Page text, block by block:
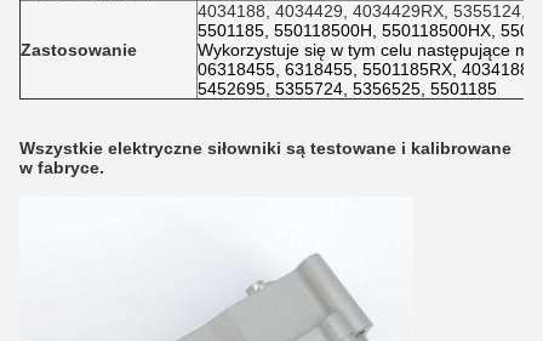
Zastosowanie
4034188, 4034429, 4034429RX, 5355124,
5501185, 550118500H, 550118500HX,
Wykorzystuje się w tym celu następujące
06318455, 6318455, 5501185RX, 4034188,
5452695, 5355724, 5356525, 5501185
Wszystkie elektryczne siłowniki są testowane i kalibrowane
w fabryce.